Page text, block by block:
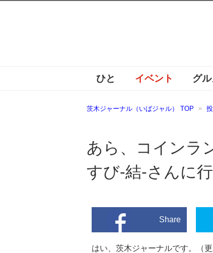
ひと イベント グル
茨木ジャーナル（いばジャル） TOP
あら、コインラ
すび-結-さんに
Share
はい、茨木ジャーナルです。（